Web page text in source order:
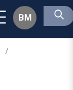
BM